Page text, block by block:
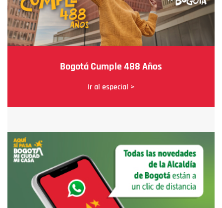
Bogotá Cumple 488 Años
Ir al especial >